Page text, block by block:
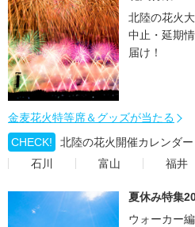
北陸の花火
中止・延期
届け！
金麦花火特等席＆グッズが当たる
CHECK!
北陸の花火開催カレンダー
石川
富山 福井
夏休み特集
ウォーカー